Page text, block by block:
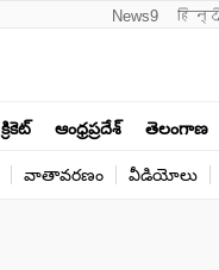
News9
క్రికెట్ ఆంధ్రప్రదేశ్ తెలంగాణ
వాతావరణం వీడియోలు